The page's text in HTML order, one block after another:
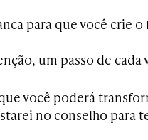
para que você crie
um passo de cada
você poderá
no conselho para